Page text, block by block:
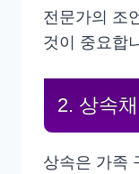
전문가의 조
것이 중요합
2. 상속
상속은 가족